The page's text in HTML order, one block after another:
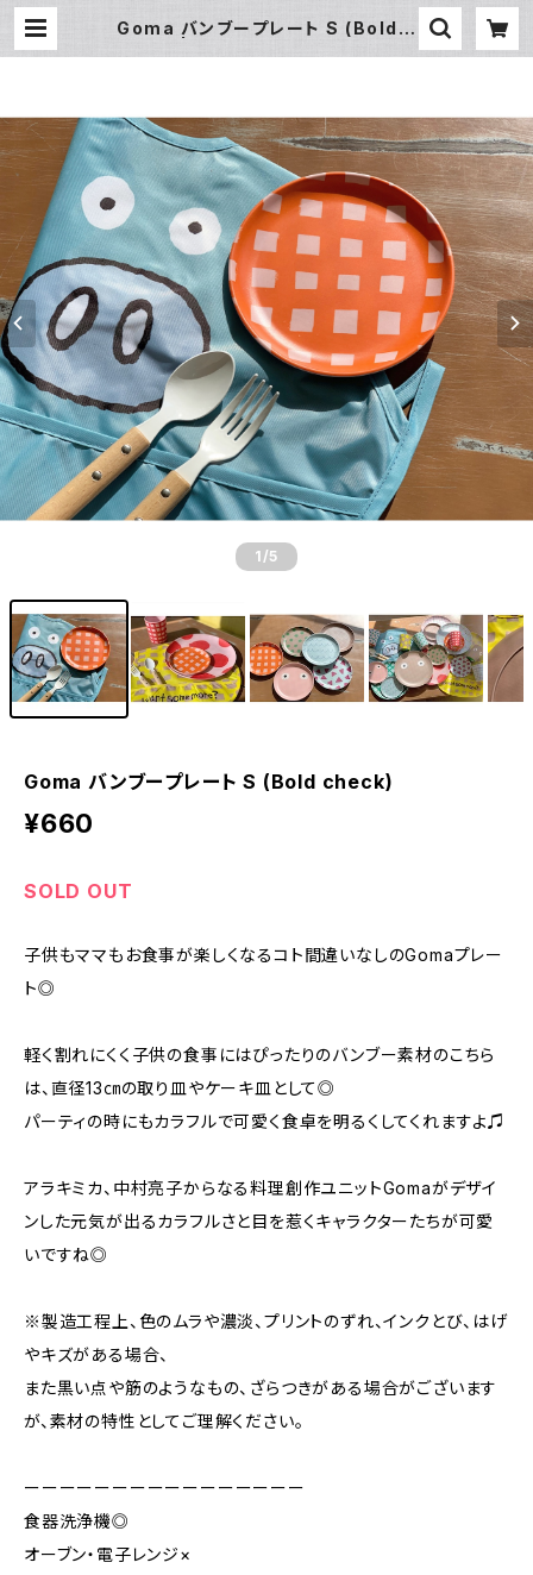
Goma バンブープレート S (Bold c
1 /5
Goma バンブープレート S (Bold check)
¥660
SOLD OUT
子供もママもお食事が楽しくなるコト間違いなしのGomaプレー
ト◎
軽く割れにくく子供の食事にはぴったりのバンブー素材のこちら
は、直径13㎝の取り皿やケーキ皿として◎
パーティの時にもカラフルで可愛く食卓を明るくしてくれますよ♫
アラキミカ、中村亮子からなる料理創作ユニットGomaがデザイ
ンした元気が出るカラフルさと目を惹くキャラクターたちが可愛
いですね◎
※製造工程上、色のムラや濃淡、プリントのずれ、インクとび、はげ
やキズがある場合、
また黒い点や筋のようなもの、ざらつきがある場合がございます
が、素材の特性としてご理解ください。
ーーーーーーーーーーーーーーーー
食器洗浄機◎
オーブン・電子レンジ×